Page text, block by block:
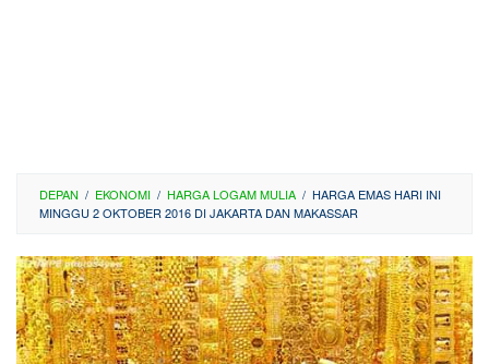
DEPAN / EKONOMI / HARGA LOGAM MULIA / HARGA EMAS HARI INI
MINGGU 2 OKTOBER 2016 DI JAKARTA DAN MAKASSAR